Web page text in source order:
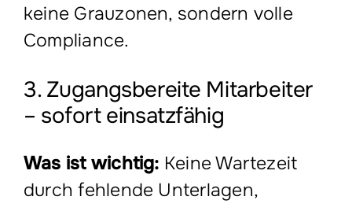
keine Grauzonen, sondern volle
Compliance.
3. Zugangsbereite Mitarbeiter
– sofort einsatzfähig
Was ist wichtig: Keine Wartezeit
durch fehlende Unterlagen,